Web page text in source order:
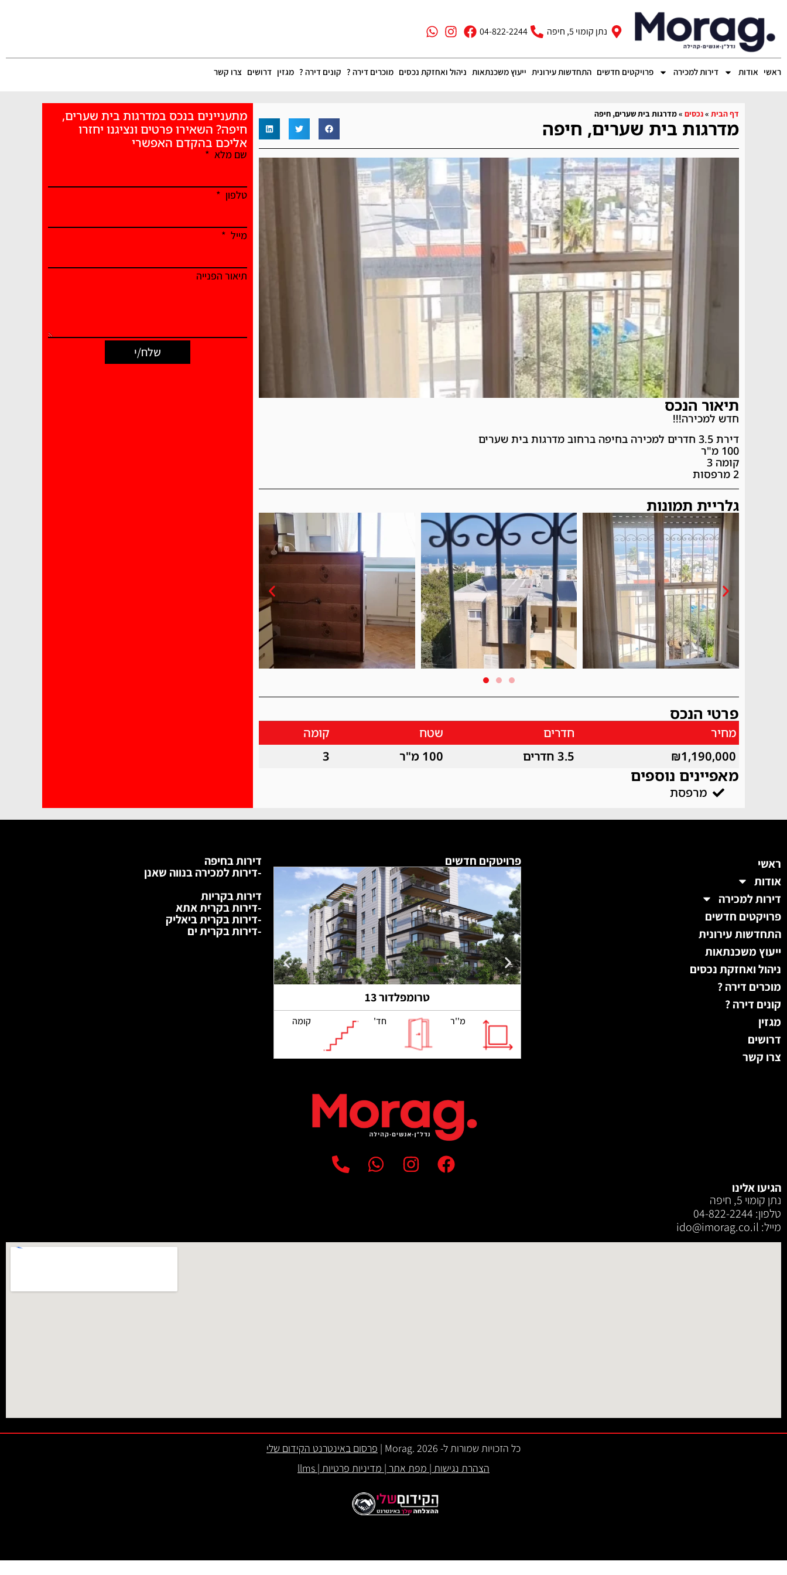
נתן קומוי 5, חיפה 04-822-2244
ראשי אודות דירות למכירה פרויקטים חדשים התחדשות עירונית ייעוץ משכנתאות ניהול ואחזקת נכסים מוכרים דירה ? קונים דירה ? מגזין דרושים צרו קשר
דף הבית »נכסים »מדרגות בית שערים, חיפה
מדרגות בית שערים, חיפה
תיאור הנכס
חדש למכירה!!!
דירת 3.5 חדרים למכירה בחיפה ברחוב מדרגות בית שערים
100 מ"ר
קומה 3
2 מרפסות
גלריית תמונות
פרטי הנכס
מחיר חדרים שטח
קומה
₪1,190,000
3.5 חדרים 100 מ"ר 3
מאפיינים נוספים
מרפסת
מתעניינים בנכס במדרגות בית שערים,
חיפה? השאירו פרטים ונציגנו יחזרו
אליכם בהקדם האפשרי
שם מלא
טלפון
מייל
תיאור הפנייה
שלח/י
ראשי
אודות
דירות למכירה
פרויקטים חדשים
התחדשות עירונית
ייעוץ משכנתאות
ניהול ואחזקת נכסים
מוכרים דירה ?
קונים דירה ?
מגזין
דרושים
צרו קשר
פרויטקים חדשים
טרומפלדור 13
מ''ר חד' קומה
דירות בחיפה
-דירות למכירה בנווה שאנן
דירות בקריות
-דירות בקרית אתא
-דירות בקרית ביאליק
-דירות בקרית ים
הגיעו אלינו
נתן קומוי 5, חיפה
טלפון: 04-822-2244
מייל: ‫ido@imorag.co.il
כל הזכויות שמורות ל- 2026 .Morag |
פרסום באינטרנט הקידום שלי
הצהרת נגישות | מפת אתר | מדיניות פרטיות |
llms